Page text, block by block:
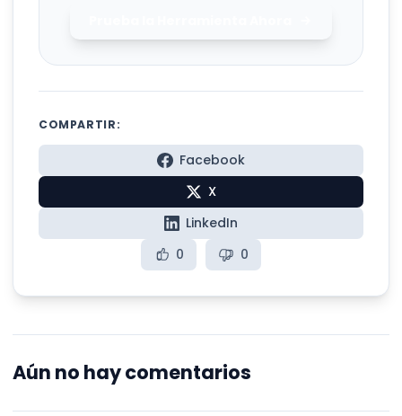
COMPARTIR:
Facebook
X
LinkedIn
0
0
Aún no hay comentarios